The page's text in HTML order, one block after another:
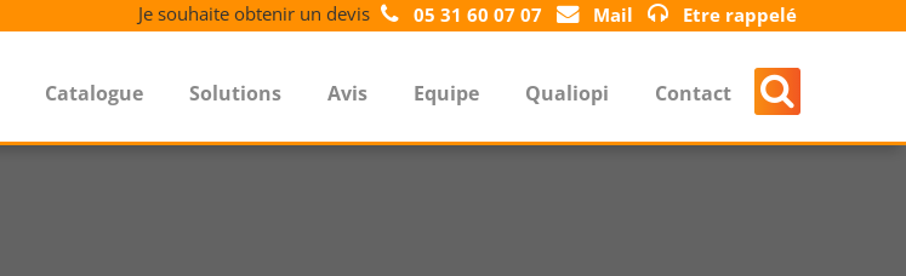
Je souhaite obtenir un devis 05 31 60 07 07 Mail Etre rappelé
Catalogue Solutions Avis Equipe Qualiopi Contact